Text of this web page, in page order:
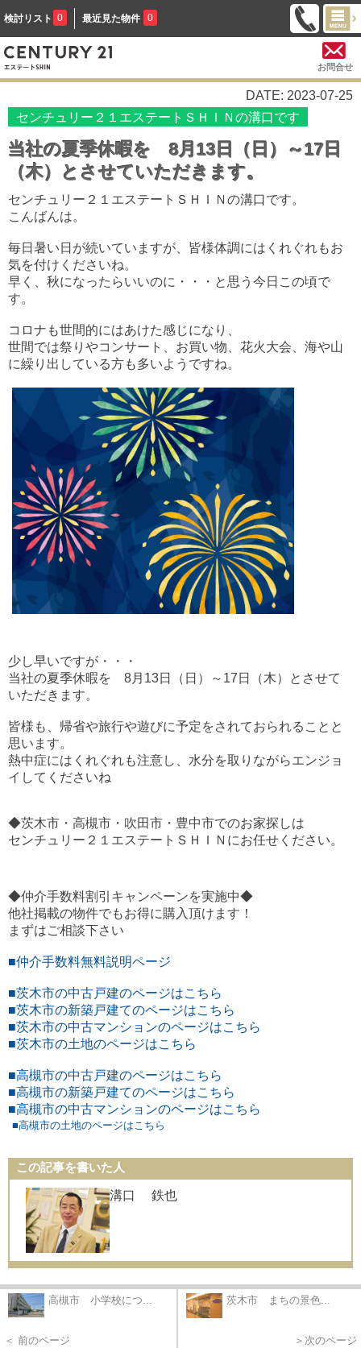
検討リスト 0 最近見た物件 0
お問合せ
DATE: 2023-07-25
センチュリー２１エステートＳＨＩＮの溝口です
当社の夏季休暇を 8月13日（日）～17日
（木）とさせていただきます。
センチュリー２１エステートＳＨＩＮの溝口です。
こんばんは。
毎日暑い日が続いていますが、皆様体調にはくれぐれもお
気を付けくださいね。
早く、秋になったらいいのに・・・と思う今日この頃で
す。
コロナも世間的にはあけた感じになり、
世間では祭りやコンサート、お買い物、花火大会、海や山
に繰り出している方も多いようですね。
少し早いですが・・・
当社の夏季休暇を 8月13日（日）～17日（木）とさせて
いただきます。
皆様も、帰省や旅行や遊びに予定をされておられることと
思います。
熱中症にはくれぐれも注意し、水分を取りながらエンジョ
イしてくださいね
◆茨木市・高槻市・吹田市・豊中市でのお家探しは
センチュリー２１エステートＳＨＩＮにお任せください。
◆仲介手数料割引キャンペーンを実施中◆
他社掲載の物件でもお得に購入頂けます！
まずはご相談下さい
■仲介手数料無料説明ページ
■茨木市の中古戸建のページはこちら
■茨木市の新築戸建てのページはこちら
■茨木市の中古マンションのページはこちら
■茨木市の土地のページはこちら
■高槻市の中古戸建のページはこちら
■高槻市の新築戸建てのページはこちら
■高槻市の中古マンションのページはこちら
■高槻市の土地のページはこちら
この記事を書いた人
溝口 鉄也
高槻市 小学校につ...
＜ 前のページ
茨木市 まちの景色...
＞次のページ